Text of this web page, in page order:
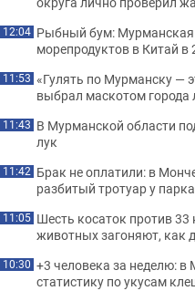
12:04 Рыбный бум: Мурманская
морепродуктов в Китай в
11:53 «Гулять по Мурманску —
выбрал маскотом города
11:43 В Мурманской области
лук
11:42 Брак не оплатили: в
разбитый тротуар у
11:05 Шесть косаток против
животных загоняют, как
10:30 +3 человека за неделю:
статистику по укусам